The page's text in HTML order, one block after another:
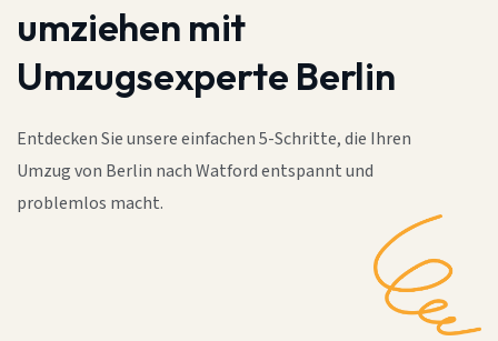
umziehen mit
Umzugsexperte Berlin
Entdecken Sie unsere einfachen 5-Schritte, die Ihren
Umzug von Berlin nach Watford entspannt und
problemlos macht.